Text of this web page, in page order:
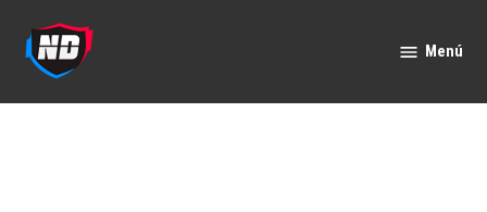
contenido
Menú